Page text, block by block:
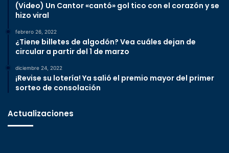
(Video) Un Cantor «cantó» gol tico con el corazón y se
hizo viral
febrero 26, 2022
¿Tiene billetes de algodón? Vea cuáles dejan de
circular a partir del 1 de marzo
diciembre 24, 2022
¡Revise su lotería! Ya salió el premio mayor del primer
sorteo de consolación
Actualizaciones